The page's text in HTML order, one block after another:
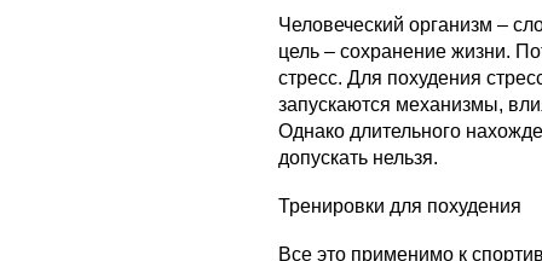
Человеческий организм –
цель – сохранение жизни.
стресс. Для похудения
запускаются механизмы,
Однако длительного
допускать нельзя.
Тренировки для похудения
Все это применимо к